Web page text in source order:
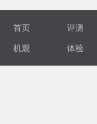
测
视
首页 评测
机观 体验